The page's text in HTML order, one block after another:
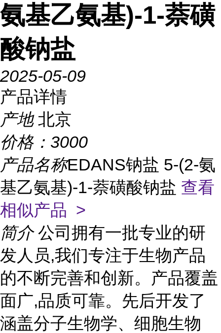
氨基乙氨基)-1-萘磺
酸钠盐
2025-05-09
产品详情
产地 北京
价格： 3000
产品名称EDANS钠盐 5-(2-氨
基乙氨基)-1-萘磺酸钠盐 查看
相似产品 >
简介 公司拥有一批专业的研
发人员,我们专注于生物产品
的不断完善和创新。产品覆盖
面广,品质可靠。先后开发了
涵盖分子生物学、细胞生物